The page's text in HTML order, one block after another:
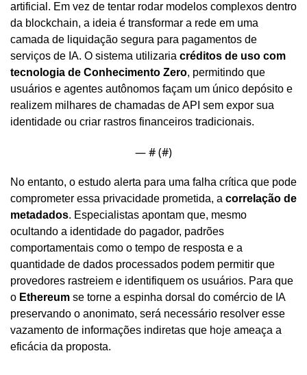
artificial. Em vez de tentar rodar modelos complexos dentro
da blockchain, a ideia é transformar a rede em uma
camada de liquidação segura para pagamentos de
serviços de IA. O sistema utilizaria créditos de uso com
tecnologia de Conhecimento Zero, permitindo que
usuários e agentes autônomos façam um único depósito e
realizem milhares de chamadas de API sem expor sua
identidade ou criar rastros financeiros tradicionais.
— # (#)
No entanto, o estudo alerta para uma falha crítica que pode
comprometer essa privacidade prometida, a correlação de
metadados. Especialistas apontam que, mesmo
ocultando a identidade do pagador, padrões
comportamentais como o tempo de resposta e a
quantidade de dados processados podem permitir que
provedores rastreiem e identifiquem os usuários. Para que
o Ethereum se torne a espinha dorsal do comércio de IA
preservando o anonimato, será necessário resolver esse
vazamento de informações indiretas que hoje ameaça a
eficácia da proposta.